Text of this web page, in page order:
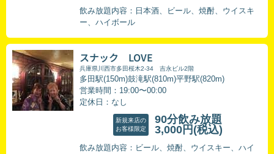
飲み放題内容：日本酒、ビール、焼酎、ウイスキ
ー、ハイボール
スナック LOVE
兵庫県川西市多田桜木2-34 吉永ビル2階
多田駅(150m)鼓滝駅(810m)平野駅(820m)
営業時間：19:00〜00:00
定休日：なし
新規来店の
お客様限定
90分飲み放題
3,000円 (税込)
飲み放題内容：ビール、焼酎、ウイスキー、ハイ